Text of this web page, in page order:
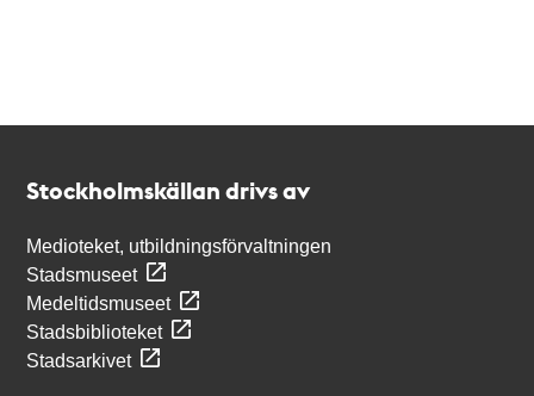
Stockholmskällan drivs av
Medioteket, utbildningsförvaltningen
Stadsmuseet
Medeltidsmuseet
Stadsbiblioteket
Stadsarkivet